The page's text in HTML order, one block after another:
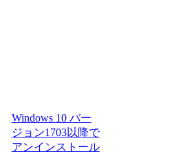
Windows 10 バー
ジョン1703以降で
アンインストール